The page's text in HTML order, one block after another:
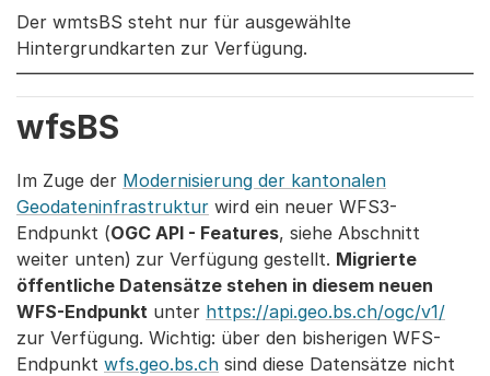
Der wmtsBS steht nur für ausgewählte
Hintergrundkarten zur Verfügung.
wfsBS
Im Zuge der Modernisierung der kantonalen
Geodateninfrastruktur wird ein neuer WFS3-
Endpunkt (OGC API - Features, siehe Abschnitt
weiter unten) zur Verfügung gestellt. Migrierte
öffentliche Datensätze stehen in diesem neuen
WFS-Endpunkt unter https://api.geo.bs.ch/ogc/v1/
zur Verfügung. Wichtig: über den bisherigen WFS-
Endpunkt wfs.geo.bs.ch sind diese Datensätze nicht